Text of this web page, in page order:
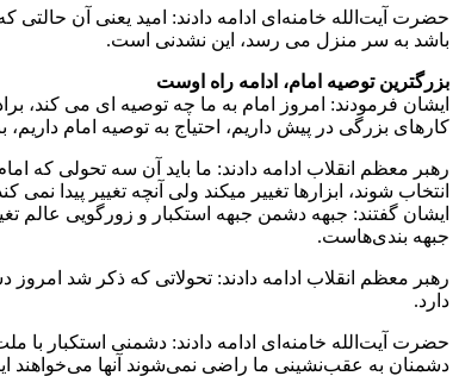
حضرت آیت‌الله خامنه‌ای ادامه دادند: امید یعنی آن
باشد به سر منزل می رسد، این نشدنی است.
بزرگترین توصیه امام، ادامه راه اوست
ایشان فرمودند: امروز امام به ما چه توصیه ای می
کارهای بزرگی در پیش داریم، احتیاج به توصیه امام
رهبر معظم انقلاب ادامه دادند: ما باید آن سه تحولی که
انتخاب شوند، ابزارها تغییر میکند ولی آنچه تغییر پیدا
ایشان گفتند: جبهه دشمن جبهه استکبار و زورگویی عالم
جبهه بندی‌هاست.
رهبر معظم انقلاب ادامه دادند: تحولاتی که ذکر شد
دارد.
حضرت آیت‌الله خامنه‌ای ادامه دادند: دشمنی استکبار
دشمنان به عقب‌نشینی ما راضی نمی‌شوند آنها می‌خواهند